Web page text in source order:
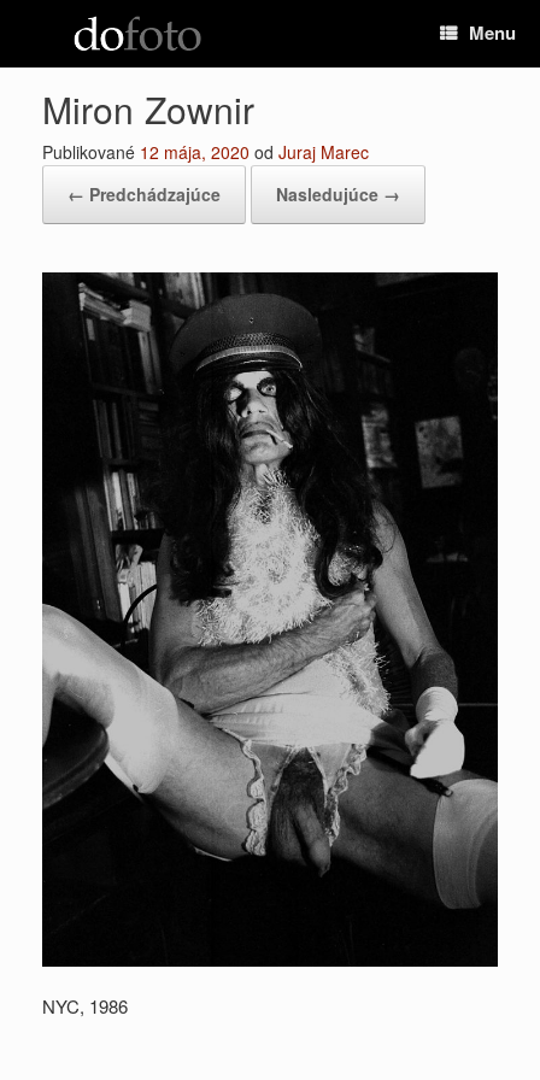
Menu
Miron Zownir
Publikované 12 mája, 2020 od Juraj Marec
← Predchádzajúce
Nasledujúce →
NYC, 1986